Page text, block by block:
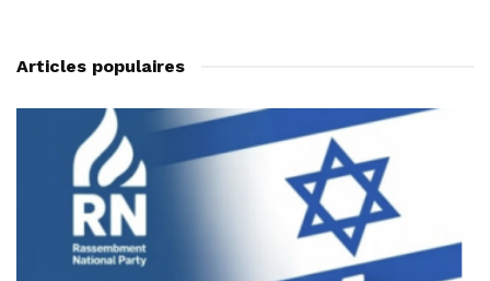
Articles populaires